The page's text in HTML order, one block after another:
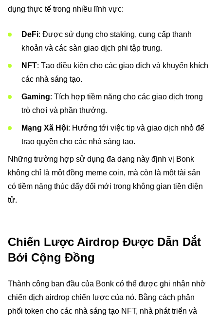
dụng thực tế trong nhiều lĩnh vực:
DeFi: Được sử dụng cho staking, cung cấp thanh
khoản và các sàn giao dịch phi tập trung.
NFT: Tạo điều kiện cho các giao dịch và khuyến khích
các nhà sáng tạo.
Gaming: Tích hợp tiềm năng cho các giao dịch trong
trò chơi và phần thưởng.
Mạng Xã Hội: Hướng tới việc tip và giao dịch nhỏ để
trao quyền cho các nhà sáng tạo.
Những trường hợp sử dụng đa dạng này định vị Bonk
không chỉ là một đồng meme coin, mà còn là một tài sản
có tiềm năng thúc đẩy đổi mới trong không gian tiền điện
tử.
Chiến Lược Airdrop Được Dẫn Dắt
Bởi Cộng Đồng
Thành công ban đầu của Bonk có thể được ghi nhận nhờ
chiến dịch airdrop chiến lược của nó. Bằng cách phân
phối token cho các nhà sáng tạo NFT, nhà phát triển và